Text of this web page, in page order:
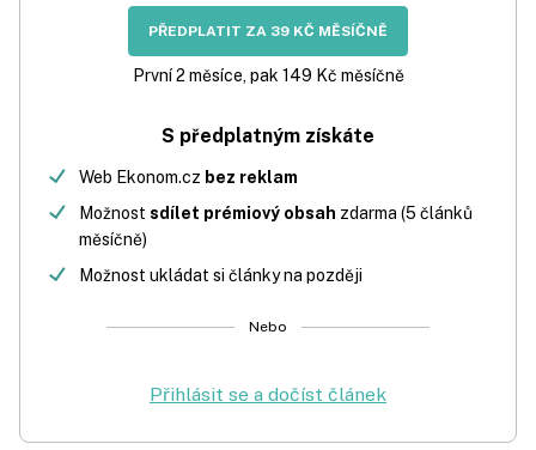
PŘEDPLATIT ZA 39 KČ MĚSÍČNĚ
První 2 měsíce, pak 149 Kč měsíčně
S předplatným získáte
Web Ekonom.cz bez reklam
Možnost sdílet prémiový obsah zdarma (5 článků
měsíčně)
Možnost ukládat si články na později
Nebo
Přihlásit se a dočíst článek